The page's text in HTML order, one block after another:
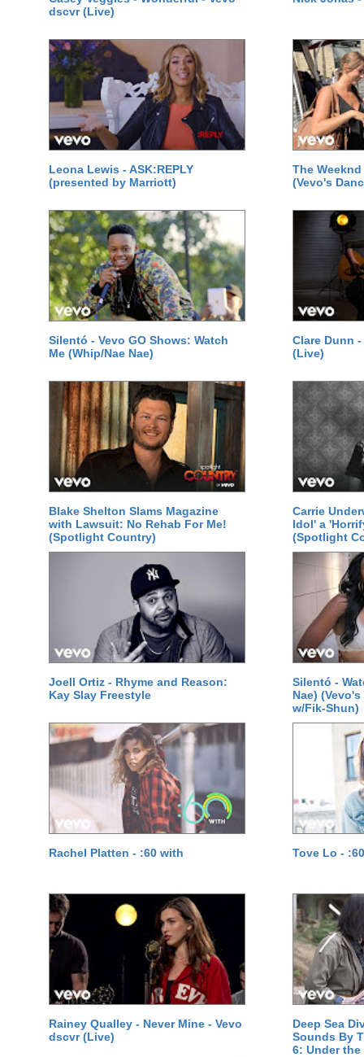
dscvr (Live)
Leona Lewis - ASK:REPLY
(presented by Marriott)
The
(Vevo's
Silentó - Vevo GO Shows: Watch
Me (Whip/Nae Nae)
Clare Dunn
(Live)
Blake Shelton Slams Magazine
with Lawsuit: No Rehab For Me!
(Spotlight Country)
Carrie
Idol' a
(Spotlight
Joell Ortiz - Rhyme and Reason:
Kay Slay Freestyle
Silentó -
Nae)
w/Fik-Shun)
Rachel Platten - :60 with Tove Lo -
Rainey Qualley - Never Mine - Vevo
dscvr (Live)
Deep Sea
Sounds By
6: Under the